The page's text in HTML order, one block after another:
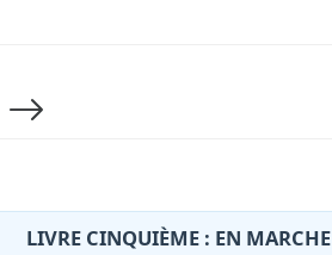
LIVRE CINQUIÈME : EN MARCHE